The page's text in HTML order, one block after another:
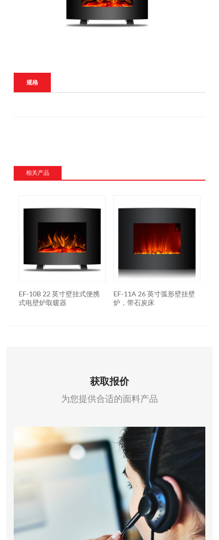
规格
相关产品
EF-10B 22 英寸壁挂式便携
式电壁炉取暖器
EF-11A 26 英寸弧形壁挂壁
炉，带石炭床
获取报价
为您提供合适的面料产品